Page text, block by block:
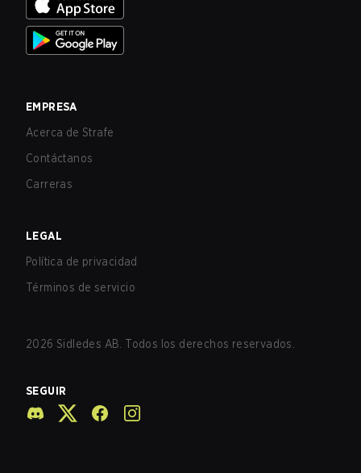
EMPRESA
Acerca de Strafe
Contáctanos
Carreras
LEGAL
Política de privacidad
Términos de servicio
2026 Sidledes AB. Todos los derechos reservados.
SEGUIR